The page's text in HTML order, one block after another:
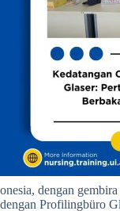
onesia, dengan
dengan Profilingbüro